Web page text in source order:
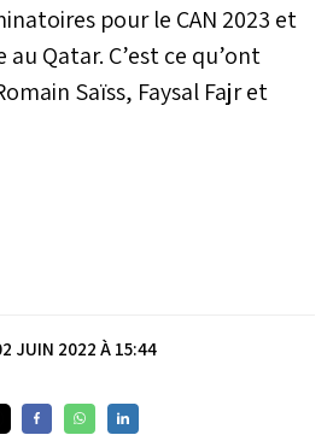
pour le CAN 2023 et
Qatar. C’est ce qu’ont
Saïss, Faysal Fajr et
JUIN 2022 À 15:44